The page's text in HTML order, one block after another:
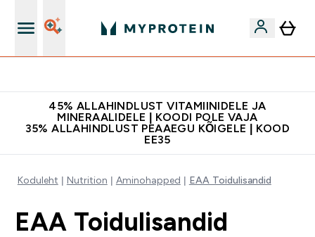
45% ALLAHINDLUST VITAMIINIDELE JA
MINERAALIDELE | KOODI POLE VAJA
35% ALLAHINDLUST PEAAEGU KÕIGELE | KOOD
EE35
Koduleht Nutrition Aminohapped EAA Toidulisandid
EAA Toidulisandid